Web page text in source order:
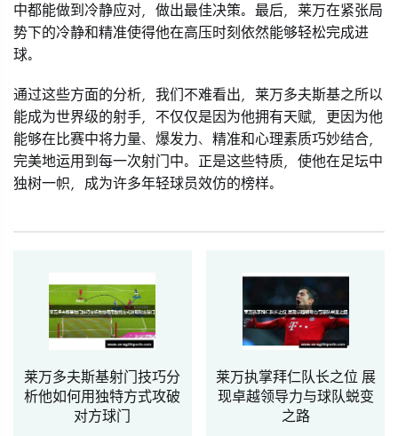
中都能做到冷静应对，做出最佳决策。最后，莱万在紧张局
势下的冷静和精准使得他在高压时刻依然能够轻松完成进
球。
通过这些方面的分析，我们不难看出，莱万多夫斯基之所以
能成为世界级的射手，不仅仅是因为他拥有天赋，更因为他
能够在比赛中将力量、爆发力、精准和心理素质巧妙结合，
完美地运用到每一次射门中。正是这些特质，使他在足坛中
独树一帜，成为许多年轻球员效仿的榜样。
莱万多夫斯基射门技巧分
析他如何用独特方式攻破
对方球门
莱万执掌拜仁队长之位 展
现卓越领导力与球队蜕变
之路